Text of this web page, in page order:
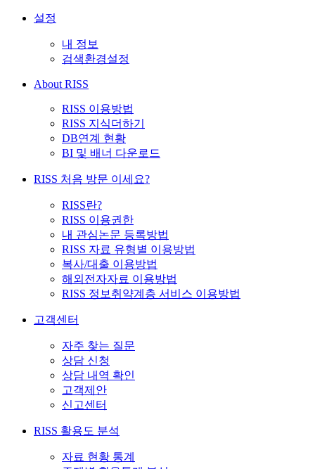
설정
내 정보
검색환경설정
About RISS
RISS 이용방법
RISS 지식더하기
DB연계 현황
BI 및 배너 다운로드
RISS 처음 방문 이세요?
RISS란?
RISS 이용권한
내 관심논문 등록방법
RISS 자료 유형별 이용방법
복사/대출 이용방법
해외전자자료 이용방법
RISS 정보취약계층 서비스 이용방법
고객센터
자주 찾는 질문
상담 신청
상담 내역 확인
고객제안
신고센터
RISS 활용도 분석
자료 현황 통계